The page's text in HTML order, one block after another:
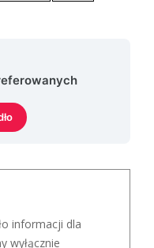
informacji dla
wyłącznie